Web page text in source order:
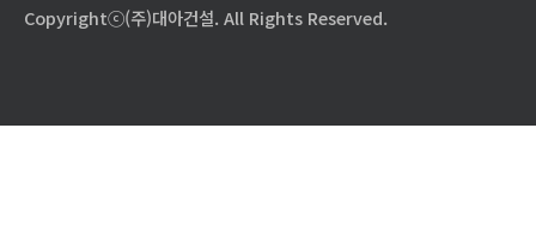
Copyrightⓒ(주)대아건설. All Rights Reserved.